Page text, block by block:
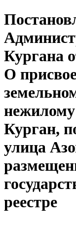
Кургана
О
Курган,
улица
реестре